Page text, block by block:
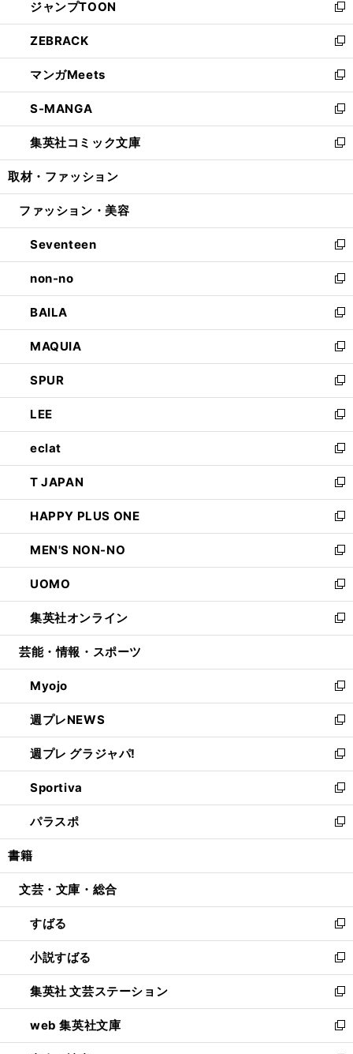
く
で
開
く
ド
ウ
で
開
く
ィ
ン
ド
ウ
で
開
く
い
ウ
ィ
ン
ド
ウ
で
開
く
ジャンプTOON
新
し
い
ウ
ィ
ン
ド
ウ
で
開
ZEBRACK
新
し
い
ウ
ィ
ン
ド
ウ
開
マンガMeets
新
し
い
ウ
ィ
ン
ウ
開
く
S-MANGA
新
し
い
ウ
ン
ウ
で
開
く
集英社コミック文庫
新
し
ウ
ン
ド
ウ
で
開
く
取材・ファッション
ファッション・美容
Seventeen
新
し
い
ウ
ィ
ン
ド
ウ
で
開
く
non-no
新
し
い
ウ
ィ
ン
ド
ウ
で
開
く
BAILA
新
し
い
ウ
ィ
ン
ド
ウ
で
開
く
MAQUIA
新
し
い
ウ
ィ
ン
ド
ウ
で
開
く
SPUR
新
し
い
ウ
ィ
ン
ド
ウ
で
開
く
LEE
新
し
い
ウ
ィ
ン
ド
ウ
で
開
く
eclat
新
し
い
ウ
ィ
ン
ド
ウ
で
開
く
T JAPAN
新
し
い
ウ
ィ
ン
ド
ウ
で
開
HAPPY PLUS ONE
新
し
い
ウ
ィ
ン
ド
ウ
開
く
MEN'S NON-NO
新
し
い
ウ
ィ
ン
ウ
で
開
く
UOMO
新
し
い
ウ
ン
ド
ウ
で
開
く
集英社オンライン
新
し
ウ
ィ
ン
ド
ウ
で
開
く
芸能・情報・スポーツ
Myojo
新
し
い
ウ
ィ
ン
ド
ウ
で
開
週プレNEWS
新
し
い
ウ
ィ
ン
ド
ウ
開
週プレ グラジャパ!
新
し
い
ウ
ィ
ン
ウ
開
く
Sportiva
新
し
い
ウ
ン
ウ
で
開
く
パラスポ
新
し
ウ
ン
ド
ウ
で
開
く
書籍
文芸・文庫・総合
すばる
新
し
い
ウ
ィ
ン
ド
ウ
小説すばる
新
し
い
ウ
ィ
ン
集英社 文芸ステーション
新
し
い
ウ
web 集英社文庫
新
し